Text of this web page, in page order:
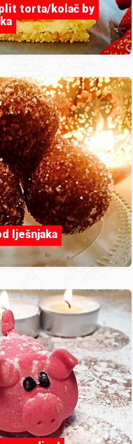
torta/kolač by
lješnjaka